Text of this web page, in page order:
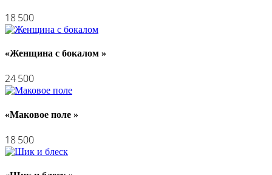
18 500
«Женщина с бокалом »
24 500
«Маковое поле »
18 500